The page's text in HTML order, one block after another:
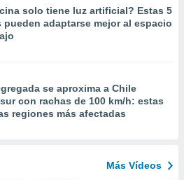
solo tiene luz artificial? Estas 5
pueden adaptarse mejor al espacio
se aproxima a Chile
con rachas de 100 km/h: estas
regiones más afectadas
Más Vídeos